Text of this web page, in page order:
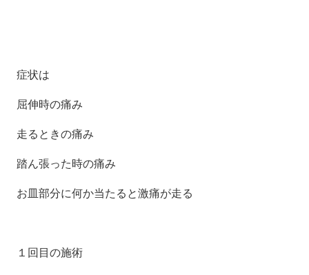
症状は
屈伸時の痛み
走るときの痛み
踏ん張った時の痛み
お皿部分に何か当たると激痛が走る
１回目の施術